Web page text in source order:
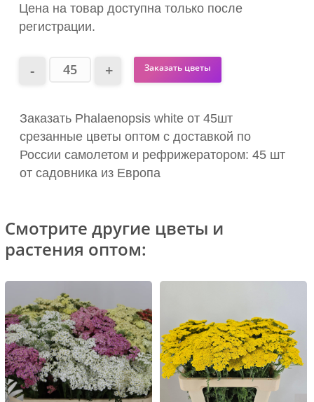
Цена на товар доступна только после
регистрации.
Заказать цветы
Заказать Phalaenopsis white от 45шт
срезанные цветы оптом с доставкой по
России самолетом и рефрижератором: 45 шт
от садовника из Европа
Смотрите другие цветы и
растения оптом: